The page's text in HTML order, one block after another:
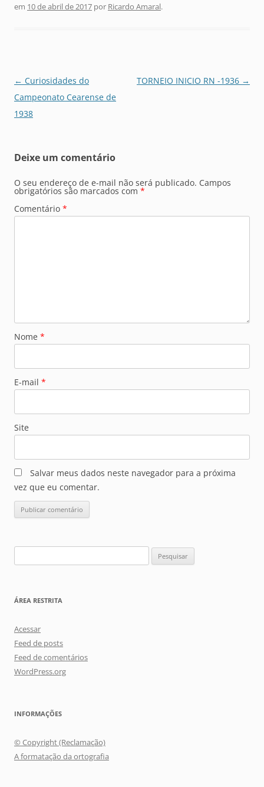
em 10 de abril de 2017 por Ricardo Amaral.
Navegação
de
posts
← Curiosidades do
Campeonato Cearense de
1938
TORNEIO INICIO RN -1936 →
Deixe um comentário
O seu endereço de e-mail não será publicado. Campos
obrigatórios são marcados com *
Comentário *
Nome *
E-mail *
Site
Salvar meus dados neste navegador para a próxima
vez que eu comentar.
por:
ÁREA RESTRITA
Acessar
Feed de posts
Feed de comentários
WordPress.org
INFORMAÇÕES
© Copyright (Reclamação)
A formatação da ortografia